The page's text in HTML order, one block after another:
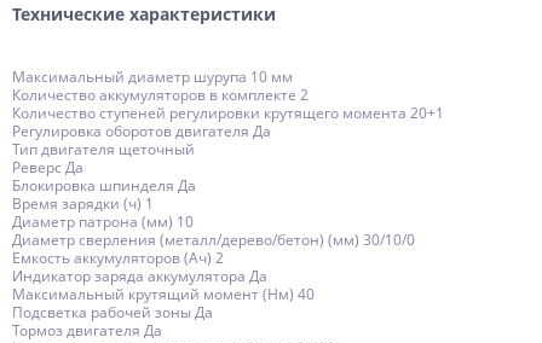
Технические характеристики
Максимальный диаметр шурупа 10 мм
Количество аккумуляторов в комплекте 2
Количество ступеней регулировки крутящего момента 20+1
Регулировка оборотов двигателя Да
Тип двигателя щеточный
Реверс Да
Блокировка шпинделя Да
Время зарядки (ч) 1
Диаметр патрона (мм) 10
Диаметр сверления (металл/дерево/бетон) (мм) 30/10/0
Емкость аккумуляторов (Ач) 2
Индикатор заряда аккумулятора Да
Максимальный крутящий момент (Нм) 40
Подсветка рабочей зоны Да
Тормоз двигателя Да